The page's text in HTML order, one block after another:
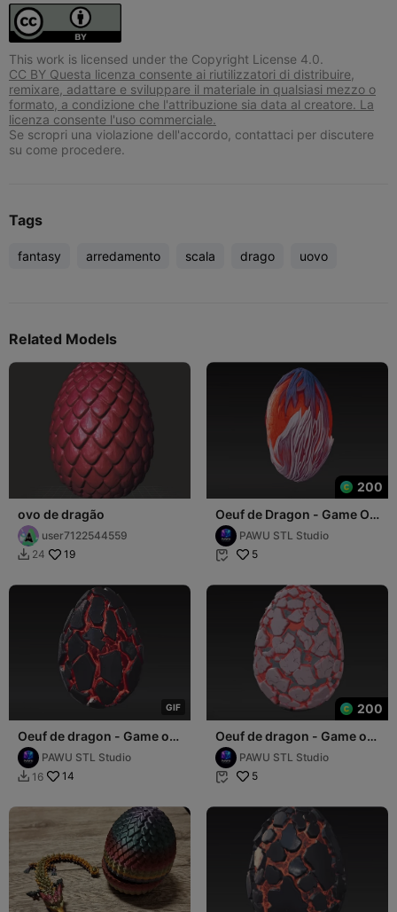
This work is licensed under the Copyright License 4.0.
CC BY Questa licenza consente ai riutilizzatori di distribuire,
remixare, adattare e sviluppare il materiale in qualsiasi mezzo o
formato, a condizione che l'attribuzione sia data al creatore. La
licenza consente l'uso commerciale.
Se scropri una violazione dell'accordo, contattaci per discutere
su come procedere.
Tags
fantasy arredamento scala drago uovo
Related Models
ovo de dragão
user7122544559
 24 19
200
Oeuf de Dragon - Game Of
ThronesPAWU STL Studio
 5
GIF
Oeuf de dragon - Game of
ThronesPAWU STL Studio
 16 14
200
Oeuf de dragon - Game of
ThronesPAWU STL Studio
 5